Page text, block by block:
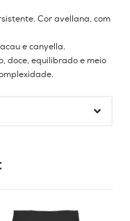
Cor avellana, com
e canyella.
doce, equilibrado e meio